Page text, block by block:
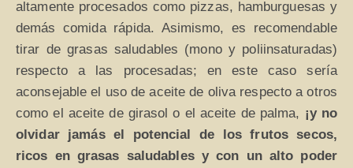
altamente procesados como pizzas, hamburguesas y
demás comida rápida. Asimismo, es recomendable
tirar de grasas saludables (mono y poliinsaturadas)
respecto a las procesadas; en este caso sería
aconsejable el uso de aceite de oliva respecto a otros
como el aceite de girasol o el aceite de palma, ¡y no
olvidar jamás el potencial de los frutos secos,
ricos en grasas saludables y con un alto poder